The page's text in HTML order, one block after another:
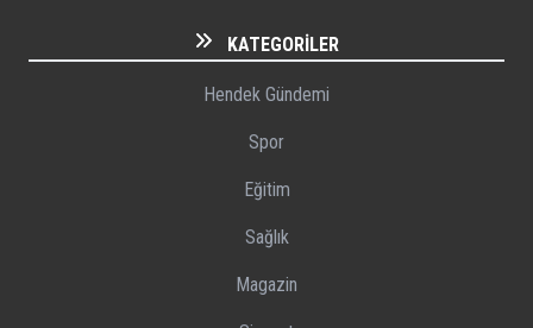
KATEGORILER
Hendek Gündemi
Spor
Eğitim
Sağlık
Magazin